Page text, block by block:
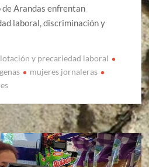
Arandas enfrentan
laboral, discriminación y
y precariedad laboral
mujeres jornaleras